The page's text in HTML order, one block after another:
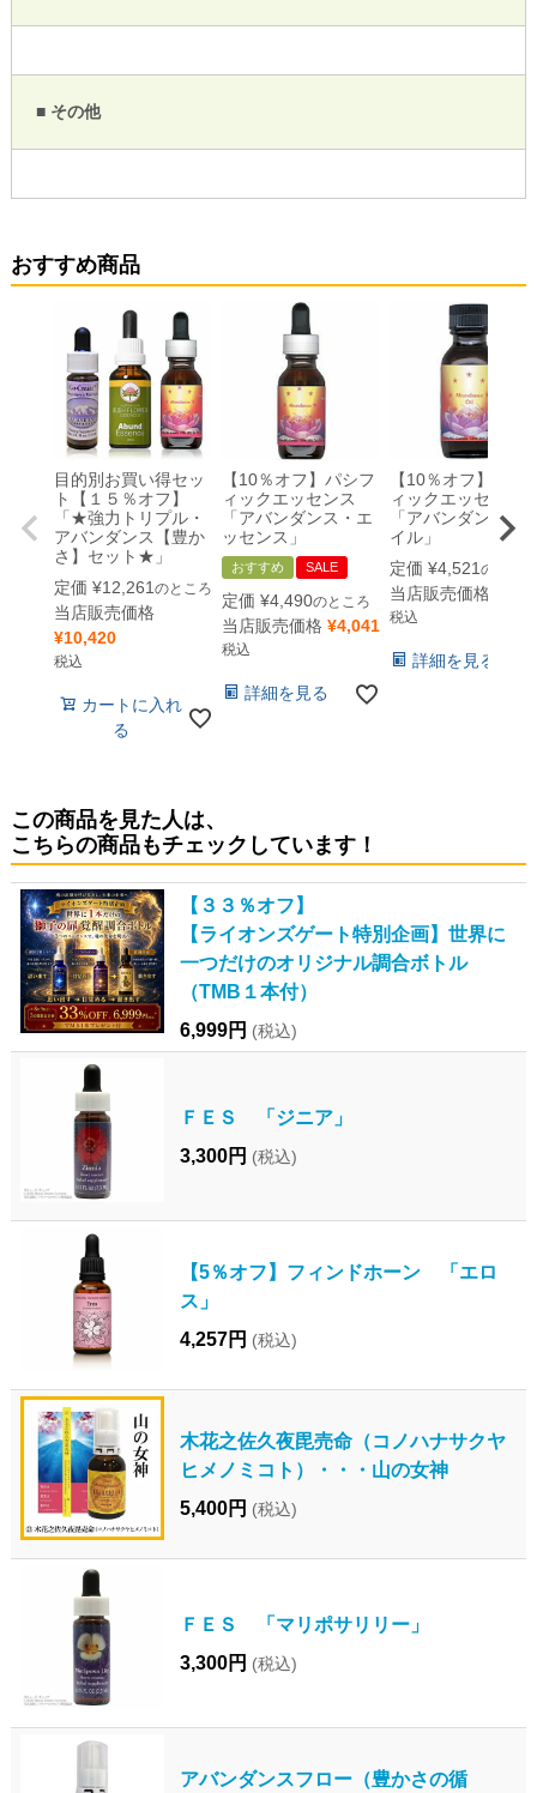
■ その他
おすすめ商品
目的別お買い得セッ
ト【１５％オフ】
「★強力トリプル・
アバンダンス【豊か
さ】セット★」
定価 ¥12,261 のところ
当店販売価格
¥10,420
税込
カートに入れ
る
【10％オフ】パシフ
ィックエッセンス
「アバンダンス・エ
ッセンス」
おすすめ SALE
定価 ¥4,490のところ
当店販売価格 ¥4,041
税込
詳細を見る
【10％オフ】パシ
ィックエッセン
「アバンダンス・
イル」
定価 ¥4,521 のところ
当店販売価格
税込
詳細を見る
この商品を見た人は、
こちらの商品もチェックしています！
【３３％オフ】
【ライオンズゲート特別企画】世界に
一つだけのオリジナル調合ボトル
（TMB１本付）
6,999円 (税込)
ＦＥＳ 「ジニア」
3,300円 (税込)
【5％オフ】フィンドホーン 「エロ
ス」
4,257円 (税込)
木花之佐久夜毘売命（コノハナサクヤ
ヒメノミコト）・・・山の女神
5,400円 (税込)
ＦＥＳ 「マリポサリリー」
3,300円 (税込)
アバンダンスフロー（豊かさの循